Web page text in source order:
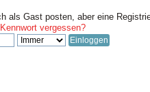
als Gast posten, aber eine
Kennwort vergessen?